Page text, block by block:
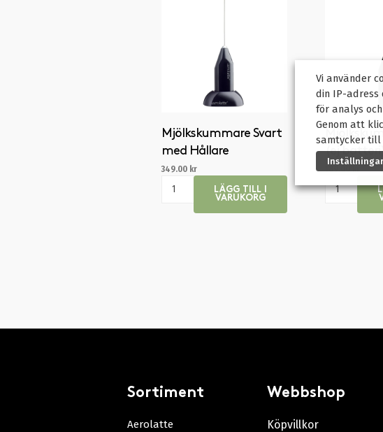
Mjölkskummare Svart
med Hållare
349.00 kr
LÄGG TILL I
VARUKORG
(ej
Sortiment
Aerolatte
Webbshop
Köpvillkor
Vi använder
din IP-adress
för analys
Genom att
samtycker till
Inställningar